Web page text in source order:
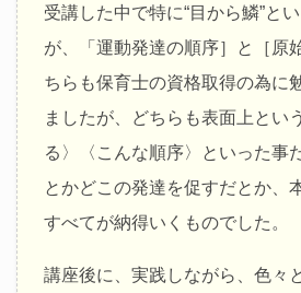
受講した中で特に“目から鱗”と
が、「運動発達の順序］と［原
ちらも保育士の資格取得の為に
ましたが、どちらも表面上とい
る〉〈こんな順序〉といった事
とかどこの発達を促すだとか、
すべてが納得いくものでした。
講座後に、実践しながら、色々